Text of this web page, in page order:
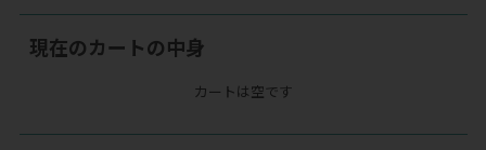
現在のカートの中身
カートは空です